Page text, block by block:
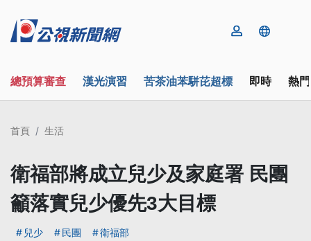
總預算審查 漢光演習 苦茶油苯駢芘超標 即時 熱
首頁 生活
衛福部將成立兒少及家庭署 民團
籲落實兒少優先3大目標
兒少 民團 衛福部